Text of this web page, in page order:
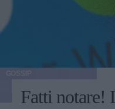
Fatti notare!